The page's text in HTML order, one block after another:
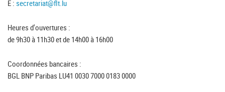
E : secretariat@flt.lu
Heures d'ouvertures :
de 9h30 à 11h30 et de 14h00 à 16h00
Coordonnées bancaires :
BGL BNP Paribas LU41 0030 7000 0183 0000